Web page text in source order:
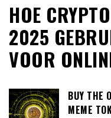
HOE
2025
VOOR
BUY THE
MEME